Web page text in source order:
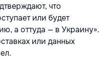
что
или будет
а оттуда — в Украину».
или данных